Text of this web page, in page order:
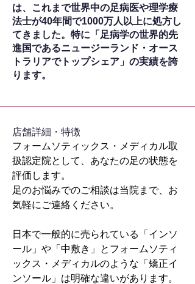
は、これまで世界中の足病医や理学療
法士が40年間で1000万人以上に処方し
てきました。特に「足病学の世界的先
進国であるニュージーランド・オース
トラリアでトップシェア」の実績を誇
ります。
​店舗詳細・特徴
フォームソティックス・メディカル取
扱認定院として、あなたの足の状態を
評価します。
足のお悩みでのご相談は当院まで、お
気軽にご連絡ください。
日本で一般的に売られている「インソ
ール」や「中敷き」とフォームソティ
ックス・メディカルのような「矯正イ
ンソール」は明確な違いがあります。